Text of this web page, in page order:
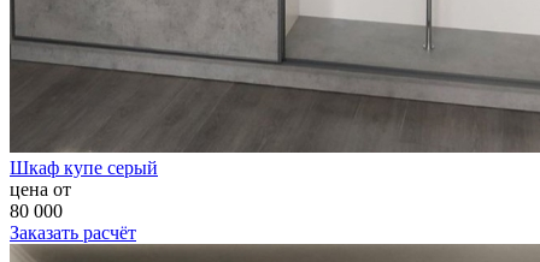
Шкаф купе серый
цена от
80 000
Заказать расчёт